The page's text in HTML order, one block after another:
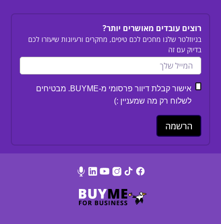
רוצים עובדים מאושרים יותר?
בניוזלטר שלנו מחכים לכם טיפים, מחקרים ורעיונות שיעזרו לכם
בדיוק עם זה
אישור קבלת דיוור פרסומי מ-BUYME. מבטיחים
לשלוח רק מה שמעניין :)